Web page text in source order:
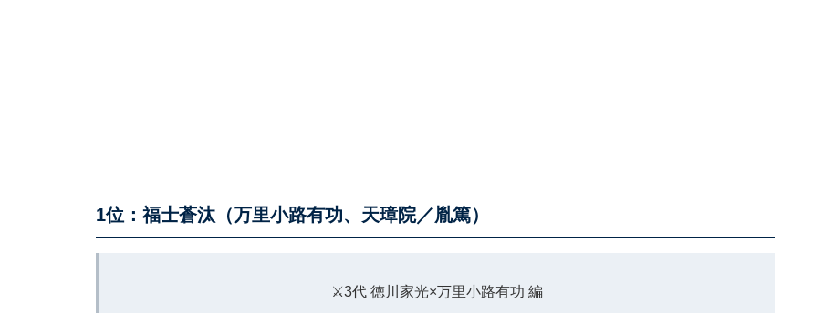
1位：福士蒼汰（万里小路有功、天璋院／胤篤）
⚔3代 徳川家光×万里小路有功 編